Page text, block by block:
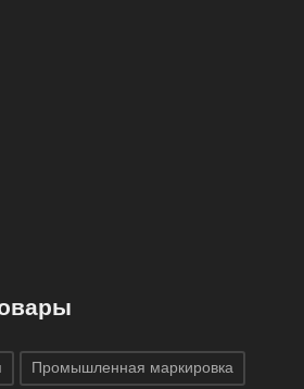
Промышленная маркировка